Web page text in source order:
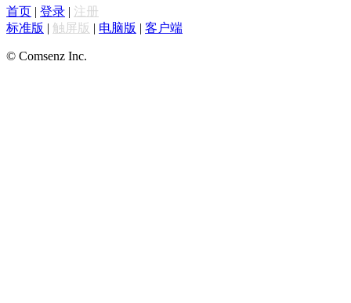
首页 | 登录 | 注册
标准版 | 触屏版 | 电脑版 | 客户端
© Comsenz Inc.